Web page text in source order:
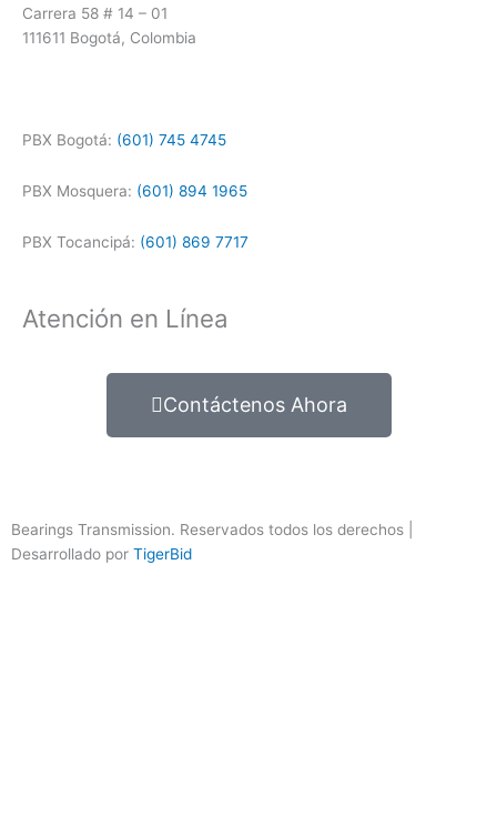
Carrera 58 # 14 – 01
111611 Bogotá, Colombia
PBX Bogotá: (601) 745 4745
PBX Mosquera: (601) 894 1965
PBX Tocancipá: (601) 869 7717
Atención en Línea
Contáctenos Ahora
Bearings Transmission. Reservados todos los derechos |
Desarrollado por TigerBid